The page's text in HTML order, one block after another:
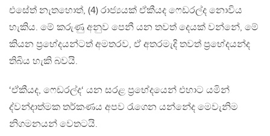
එසේත් නැතහොත්, (4) රාජ්‍යයක් ඒකීයද ෆෙඩරල්ද නොවිය
හැකිය. මේ කරුණු අනුව පෙනී යන තවත් දෙයක් වන්නේ, මේ
කියන ප‍්‍රභේදයන්ටත් අමතරව, ඒ අතරමැදි තවත් ප‍්‍රභේදයන්ද
තිබිය හැකි බවයි.
‘ඒකීයද, ෆෙඩරල්ද‘ යන සරළ ප‍්‍රභේදයෙන් එහාට යමින්
ද්වන්දාත්මක තර්කණය අපව රැගෙන යන්නේද මෙවැනිම
නිගමනයන් වෙතටයි.